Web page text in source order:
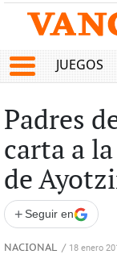
JUEGOS
Padres
carta a
de
+ Seguir en
NACIONAL / 18 enero